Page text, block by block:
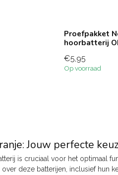
Proefpakket
hoorbatterij
€5,95
Op voorraad
Jouw perfecte
is cruciaal voor het optimaal
deze batterijen, inclusief hun